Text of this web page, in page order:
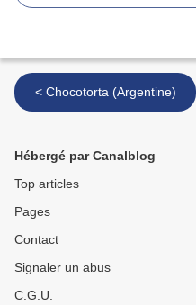
< Chocotorta (Argentine)
Hébergé par Canalblog
Top articles
Pages
Contact
Signaler un abus
C.G.U.